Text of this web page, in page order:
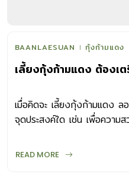
BAANLAESUAN กุ้งก้ามแดง
เลี้ยงกุ้งก้ามแดง ต้องเต
เมื่อคิดจะ เลี้ยงกุ้งก้ามแดง ล
จุดประสงค์ใด เช่น เพื่อความ
READ MORE